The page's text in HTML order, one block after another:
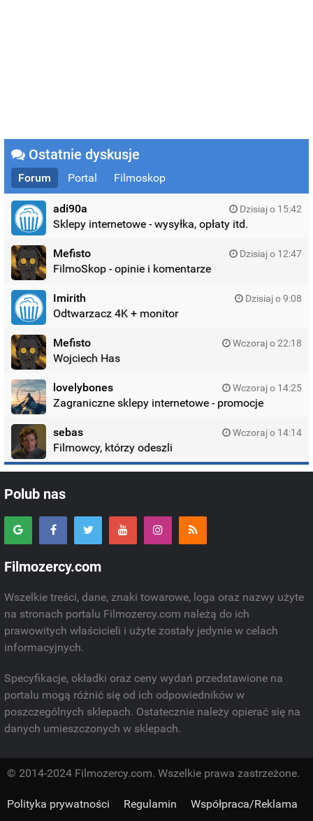
Ostatnie dyskusje
Forum Portal Filmoskop
adi90a Dzisiaj o 15:42
Sklepy internetowe - wysyłka, opłaty itd.
Mefisto Dzisiaj o 12:47
FilmoSkop - opinie i komentarze
Imirith Dzisiaj o 9:08
Odtwarzacz 4K + monitor
Mefisto Wczoraj o 22:18
Wojciech Has
lovelybones Wczoraj o 14:25
Zagraniczne sklepy internetowe - promocje
sebas Wczoraj o 14:14
Filmowcy, którzy odeszli
Polub nas
Filmozercy.com
Wszelkie treści, dane, znaki towarowe, loga oraz nazwy użyte
na stronach portalu Filmozercy.com należą do ich
prawowitych właścicieli i użyte zostały jedynie w celach
informacyjnych.
Specyfikacje, okładki oraz ceny wydań przedstawione na
portalu mogą różnić się od ich odpowiedników w
poszczególnych sklepach. Ostatecznie należy opierać się na
danych umieszczonych w sklepach.
© 2014-2024 Filmozercy.com. Wszelkie prawa zastrzeżone.
Polityka prywatności Regulamin Współpraca/Reklama